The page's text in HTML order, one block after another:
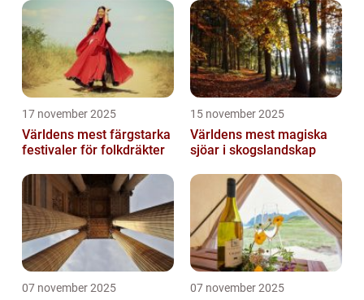
17 november 2025
Världens mest färgstarka
festivaler för folkdräkter
15 november 2025
Världens mest magiska
sjöar i skogslandskap
07 november 2025 07 november 2025